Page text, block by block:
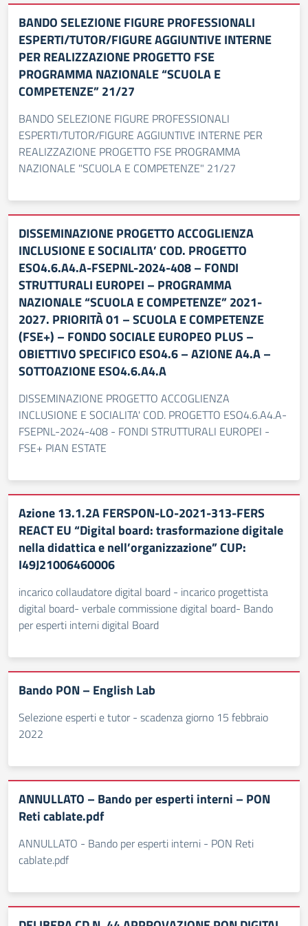
BANDO SELEZIONE FIGURE PROFESSIONALI
ESPERTI/TUTOR/FIGURE AGGIUNTIVE INTERNE
PER REALIZZAZIONE PROGETTO FSE
PROGRAMMA NAZIONALE “SCUOLA E
COMPETENZE” 21/27
BANDO SELEZIONE FIGURE PROFESSIONALI
ESPERTI/TUTOR/FIGURE AGGIUNTIVE INTERNE PER
REALIZZAZIONE PROGETTO FSE PROGRAMMA
NAZIONALE "SCUOLA E COMPETENZE" 21/27
DISSEMINAZIONE PROGETTO ACCOGLIENZA
INCLUSIONE E SOCIALITA’ COD. PROGETTO
ESO4.6.A4.A-FSEPNL-2024-408 – FONDI
STRUTTURALI EUROPEI – PROGRAMMA
NAZIONALE “SCUOLA E COMPETENZE” 2021-
2027. PRIORITÀ 01 – SCUOLA E COMPETENZE
(FSE+) – FONDO SOCIALE EUROPEO PLUS –
OBIETTIVO SPECIFICO ESO4.6 – AZIONE A4.A –
SOTTOAZIONE ESO4.6.A4.A
DISSEMINAZIONE PROGETTO ACCOGLIENZA
INCLUSIONE E SOCIALITA' COD. PROGETTO ESO4.6.A4.A-
FSEPNL-2024-408 - FONDI STRUTTURALI EUROPEI -
FSE+ PIAN ESTATE
Azione 13.1.2A FERSPON-LO-2021-313-FERS
REACT EU “Digital board: trasformazione digitale
nella didattica e nell’organizzazione” CUP:
I49J21006460006
incarico collaudatore digital board - incarico progettista
digital board- verbale commissione digital board- Bando
per esperti interni digital Board
Bando PON – English Lab
Selezione esperti e tutor - scadenza giorno 15 febbraio
2022
ANNULLATO – Bando per esperti interni – PON
Reti cablate.pdf
ANNULLATO - Bando per esperti interni - PON Reti
cablate.pdf